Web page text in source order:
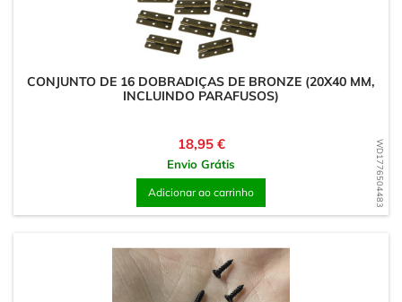
WD1776504483
CONJUNTO DE 16 DOBRADIÇAS DE BRONZE (20X40 MM,
INCLUINDO PARAFUSOS)
Preço
18,95 €
Envio Grátis
Adicionar ao carrinho